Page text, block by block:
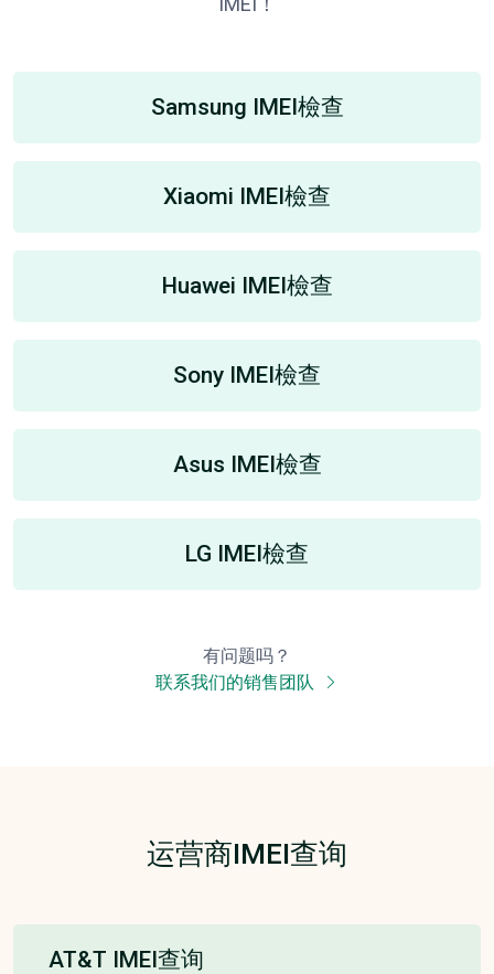
Samsung IMEI檢查
Xiaomi IMEI檢查
Huawei IMEI檢查
Sony IMEI檢查
Asus IMEI檢查
LG IMEI檢查
有问题吗？
联系我们的销售团队
运营商IMEI查询
AT&T IMEI查询